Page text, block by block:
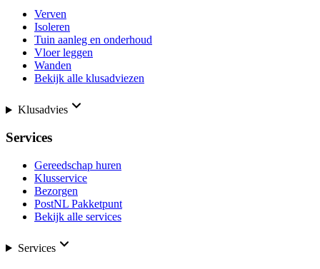
Verven
Isoleren
Tuin aanleg en onderhoud
Vloer leggen
Wanden
Bekijk alle klusadviezen
Klusadvies
Services
Gereedschap huren
Klusservice
Bezorgen
PostNL Pakketpunt
Bekijk alle services
Services